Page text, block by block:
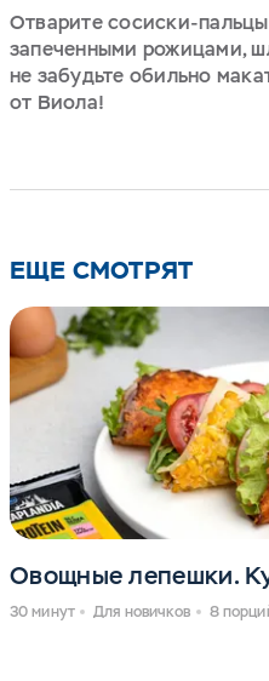
Отварите сосиски-
запеченными рожицами,
не забудьте обильно
от Виола!
ЕЩЕ СМОТРЯТ
Овощные лепешки.
30 минут Для новичков 8